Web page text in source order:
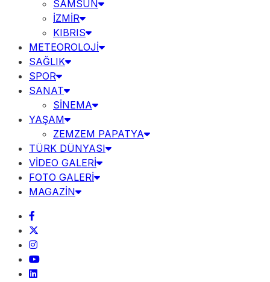
SAMSUN
İZMİR
KIBRIS
METEOROLOJİ
SAĞLIK
SPOR
SANAT
SİNEMA
YAŞAM
ZEMZEM PAPATYA
TÜRK DÜNYASI
VİDEO GALERİ
FOTO GALERİ
MAGAZİN